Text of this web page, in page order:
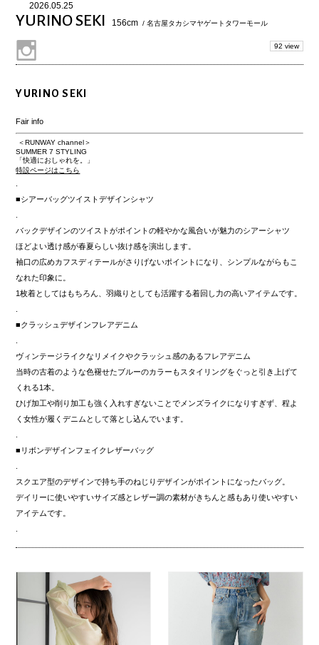
2026.05.25
YURINO SEKI 156cm / 名古屋タカシマヤゲートタワーモール
92 view
YURINO SEKI
Fair info
＜RUNWAY channel＞
SUMMER 7 STYLING
「快適におしゃれを。」
特設ページはこちら
■シアーバッグツイストデザインシャツ
バックデザインのツイストがポイントの軽やかな風合いが魅力のシアーシャツ
ほどよい透け感が春夏らしい抜け感を演出します。
袖口の広めカフスディテールがさりげないポイントになり、シンプルながらもこ
なれた印象に。
1枚着としてはもちろん、羽織りとしても活躍する着回し力の高いアイテムです。
■クラッシュデザインフレアデニム
ヴィンテージライクなリメイクやクラッシュ感のあるフレアデニム
当時の古着のような色褪せたブルーのカラーもスタイリングをぐっと引き上げて
くれる1本。
ひげ加工や削り加工も強く入れすぎないことでメンズライクになりすぎず、程よ
く女性が履くデニムとして落とし込んでいます。
■リボンデザインフェイクレザーバッグ
スクエア型のデザインで持ち手のねじりデザインがポイントになったバッグ。
デイリーに使いやすいサイズ感とレザー調の素材がきちんと感もあり使いやすい
アイテムです。